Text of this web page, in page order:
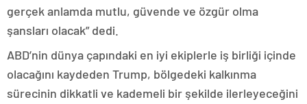
gerçek anlamda mutlu, güvende ve özgür olma
şansları olacak” dedi.
ABD’nin dünya çapındaki en iyi ekiplerle iş birliği içinde
olacağını kaydeden Trump, bölgedeki kalkınma
sürecinin dikkatli ve kademeli bir şekilde ilerleyeceğini